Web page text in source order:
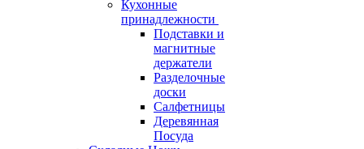
Кухонные
принадлежности
Подставки и
магнитные
держатели
Разделочные
доски
Салфетницы
Деревянная
Посуда